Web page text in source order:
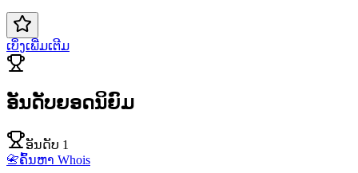
ເບິ່ງເພີ່ມເຕີມ
ອັນດັບຍອດນິຍົມ
ອັນດັບ 1
📇ຄົ້ນຫາ Whois